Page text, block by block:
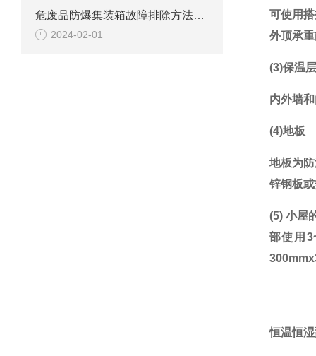
危废品防爆集装箱故障排除方法解析
2024-02-01
可使用
外顶承
(3)保温层
内外墙
(4)地板
地板为
锌钢板
(5) 小屋
部使用
恒温恒